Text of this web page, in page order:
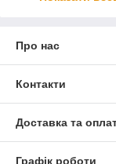
Про нас
Контакти
Доставка та
Графік роботи